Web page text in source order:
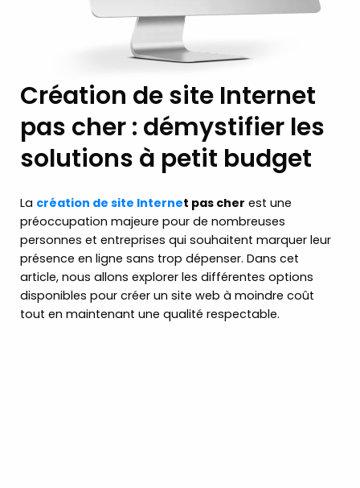
Création de site Internet
pas cher : démystifier les
solutions à petit budget
La création de site Internet pas cher est une
préoccupation majeure pour de nombreuses
personnes et entreprises qui souhaitent marquer leur
présence en ligne sans trop dépenser. Dans cet
article, nous allons explorer les différentes options
disponibles pour créer un site web à moindre coût
tout en maintenant une qualité respectable.